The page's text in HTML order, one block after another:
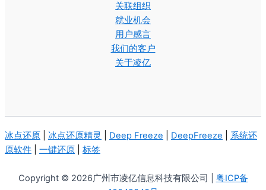
关联组织
就业机会
用户感言
我们的客户
关于凌亿
冰点还原 冰点还原精灵 Deep Freeze DeepFreeze
系统还
原软件
一键还原 标签
Copyright © 2026广州市凌亿信息科技有限公司 | 粤ICP备